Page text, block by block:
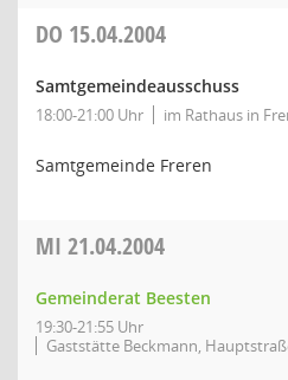
DO 15.04.2004
Samtgemeindeausschuss
18:00-21:00 Uhr im Rathaus in
Samtgemeinde Freren
MI 21.04.2004
Gemeinderat Beesten
19:30-21:55 Uhr
Gaststätte Beckmann,